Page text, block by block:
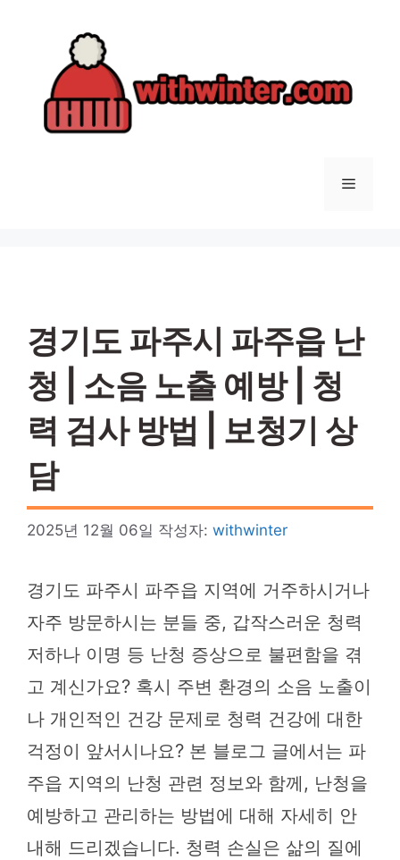
메
경기도 파주시 파주읍 난
청 | 소음 노출 예방 | 청
력 검사 방법 | 보청기 상
담
2025년 12월 06일 작성자: withwinter
경기도 파주시 파주읍 지역에 거주하시거나
자주 방문하시는 분들 중, 갑작스러운 청력
저하나 이명 등 난청 증상으로 불편함을 겪
고 계신가요? 혹시 주변 환경의 소음 노출이
나 개인적인 건강 문제로 청력 건강에 대한
걱정이 앞서시나요? 본 블로그 글에서는 파
주읍 지역의 난청 관련 정보와 함께, 난청을
예방하고 관리하는 방법에 대해 자세히 안
내해 드리겠습니다. 청력 손실은 삶의 질에